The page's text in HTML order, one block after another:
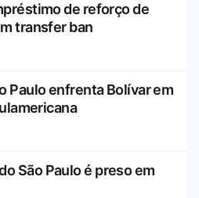
de reforço de
transfer ban
Paulo enfrenta Bolívar em
São Paulo é preso em